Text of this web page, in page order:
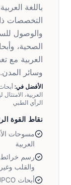
باللغة
والوصول
العربية مع
وسائر المدن.
الأفضل في:
الرأي الطبي
نقاط القوة
مسوحات
العربية
رسم خرائط
والقلب